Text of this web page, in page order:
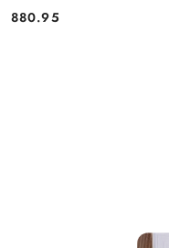
Cena:
880.95